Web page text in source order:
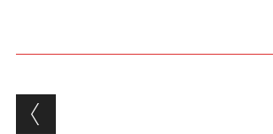
Post navigation